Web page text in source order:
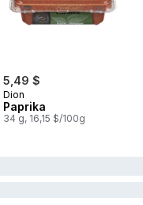
5,49 $
Dion
Paprika
34 g, 16,15 $/100g